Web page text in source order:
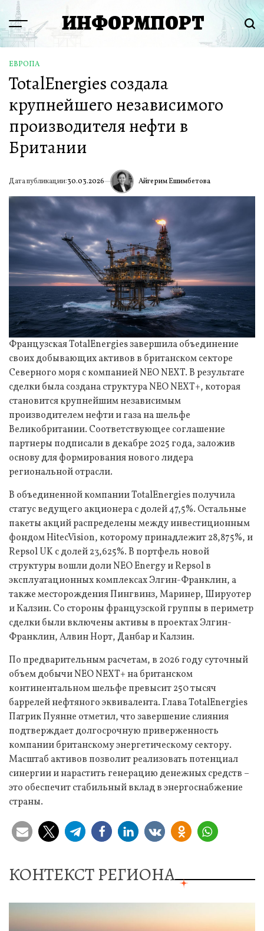
Перейти
содержимому
Menu ИНФОРМПОРТ
ОПУБЛИКОВАНО
В
ЕВРОПА
TotalEnergies создала
крупнейшего независимого
производителя нефти в
Британии
Дата публикации:30.03.2026 ИА Айгерим Ешимбетова
Французская TotalEnergies завершила объединение
своих добывающих активов в британском секторе
Северного моря с компанией NEO NEXT. В результате
сделки была создана структура NEO NEXT+, которая
становится крупнейшим независимым
производителем нефти и газа на шельфе
Великобритании. Соответствующее соглашение
партнеры подписали в декабре 2025 года, заложив
основу для формирования нового лидера
региональной отрасли.
В объединенной компании TotalEnergies получила
статус ведущего акционера с долей 47,5%. Остальные
пакеты акций распределены между инвестиционным
фондом HitecVision, которому принадлежит 28,875%, и
Repsol UK с долей 23,625%. В портфель новой
структуры вошли доли NEO Energy и Repsol в
эксплуатационных комплексах Элгин-Франклин, а
также месторождения Пингвинз, Маринер, Шируотер
и Калзин. Со стороны французской группы в периметр
сделки были включены активы в проектах Элгин-
Франклин, Алвин Норт, Данбар и Калзин.
По предварительным расчетам, в 2026 году суточный
объем добычи NEO NEXT+ на британском
континентальном шельфе превысит 250 тысяч
баррелей нефтяного эквивалента. Глава TotalEnergies
Патрик Пуянне отметил, что завершение слияния
подтверждает долгосрочную приверженность
компании британскому энергетическому сектору.
Масштаб активов позволит реализовать потенциал
синергии и нарастить генерацию денежных средств –
это обеспечит стабильный вклад в энергоснабжение
страны.
КОНТЕКСТ РЕГИОНА